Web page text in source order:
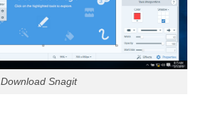
Download Snagit